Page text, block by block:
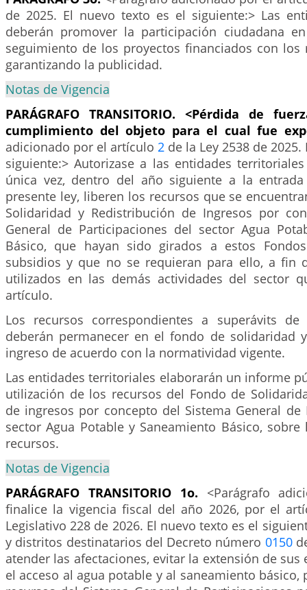
de 2025. El nuevo texto es el siguiente:> Las
deberán promover la participación ciudadana
seguimiento de los proyectos financiados con los
garantizando la publicidad.
Notas de Vigencia
PARÁGRAFO TRANSITORIO.
<Pérdida de
cumplimiento del objeto para el cual fue
adicionado por el artículo 2 de la Ley 2538 de
siguiente:> Autorizase a las entidades
única vez, dentro del año siguiente a la
presente ley, liberen los recursos que se
Solidaridad y Redistribución de Ingresos por
General de Participaciones del sector Agua
Básico, que hayan sido girados a estos
subsidios y que no se requieran para ello, a fin
utilizados en las demás actividades del sector
artículo.
Los recursos correspondientes a superávits de
deberán permanecer en el fondo de solidaridad
ingreso de acuerdo con la normatividad vigente.
Las entidades territoriales elaborarán un informe
utilización de los recursos del Fondo de
de ingresos por concepto del Sistema General de
sector Agua Potable y Saneamiento Básico,
recursos.
Notas de Vigencia
PARÁGRAFO TRANSITORIO 1o. <Parágrafo
finalice la vigencia fiscal del año 2026, por el
Legislativo 228 de 2026. El nuevo texto es el
y distritos destinatarios del Decreto número 0150
atender las afectaciones, evitar la extensión de sus
el acceso al agua potable y al saneamiento